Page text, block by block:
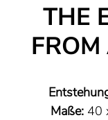
THE
Maße:40